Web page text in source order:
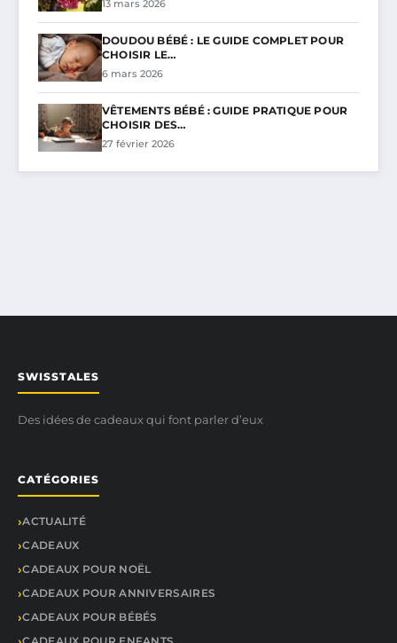
13 mars 2026
DOUDOU BÉBÉ : LE GUIDE COMPLET POUR
CHOISIR LE…
6 mars 2026
VÊTEMENTS BÉBÉ : GUIDE PRATIQUE POUR
CHOISIR DES…
27 février 2026
SWISSTALES
Des idées de cadeaux qui font parler d’eux
CATÉGORIES
ACTUALITÉ
CADEAUX
CADEAUX POUR NOËL
CADEAUX POUR ANNIVERSAIRES
CADEAUX POUR BÉBÉS